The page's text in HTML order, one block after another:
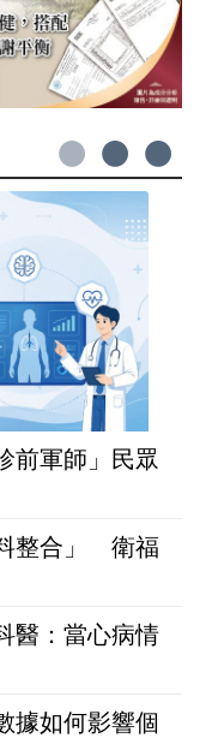
前軍師」民眾
整合」 衛福
醫：當心病情
據如何影響個